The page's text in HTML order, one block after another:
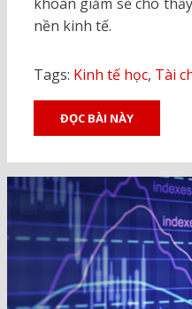
nền kinh tế.
Tags: Kinh tế học, Tài
ĐỌC BÀI NÀY